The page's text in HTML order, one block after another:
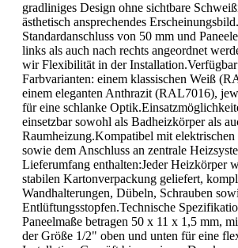
gradliniges Design ohne sichtbare
ästhetisch ansprechendes
Standardanschluss von 50 mm und
links als auch nach rechts angeordnet
wir Flexibilität in der
Farbvarianten: einem klassischen Weiß
einem eleganten Anthrazit (RAL7016),
für eine schlanke
einsetzbar sowohl als Badheizkörper als
Raumheizung.Kompatibel mit elektrischen
sowie dem Anschluss an zentrale
Lieferumfang enthalten:Jeder Heizkörper
stabilen Kartonverpackung geliefert,
Wandhalterungen, Dübeln, Schrauben
Entlüftungsstopfen.Technische
Paneelmaße betragen 50 x 11 x 1,5 mm,
der Größe 1/2" oben und unten für eine